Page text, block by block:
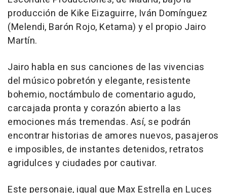
producción de Kike Eizaguirre, Iván Domínguez
(Melendi, Barón Rojo, Ketama) y el propio Jairo
Martín.
Jairo habla en sus canciones de las vivencias
del músico pobretón y elegante, resistente
bohemio, noctámbulo de comentario agudo,
carcajada pronta y corazón abierto a las
emociones más tremendas. Así, se podrán
encontrar historias de amores nuevos, pasajeros
e imposibles, de instantes detenidos, retratos
agridulces y ciudades por cautivar.
Este personaje, igual que Max Estrella en Luces